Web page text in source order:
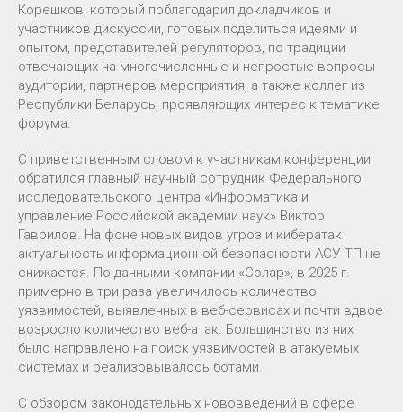
Корешков, который поблагодарил докладчиков и
участников дискуссии, готовых поделиться идеями и
опытом, представителей регуляторов, по традиции
отвечающих на многочисленные и непростые вопросы
аудитории, партнеров мероприятия, а также коллег из
Республики Беларусь, проявляющих интерес к тематике
форума.
С приветственным словом к участникам конференции
обратился главный научный сотрудник Федерального
исследовательского центра «Информатика и
управление Российской академии наук» Виктор
Гаврилов. На фоне новых видов угроз и кибератак
актуальность информационной безопасности АСУ ТП не
снижается. По данными компании «Солар», в 2025 г.
примерно в три раза увеличилось количество
уязвимостей, выявленных в веб-сервисах и почти вдвое
возросло количество веб-атак. Большинство из них
было направлено на поиск уязвимостей в атакуемых
системах и реализовывалось ботами.
С обзором законодательных нововведений в сфере